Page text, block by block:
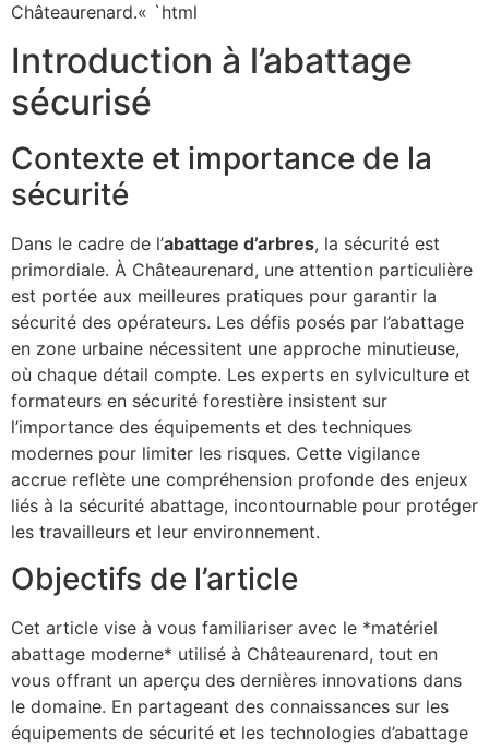
Châteaurenard.« `html
Introduction à l’abattage
sécurisé
Contexte et importance de la
sécurité
Dans le cadre de l’abattage d’arbres, la sécurité est
primordiale. À Châteaurenard, une attention particulière
est portée aux meilleures pratiques pour garantir la
sécurité des opérateurs. Les défis posés par l’abattage
en zone urbaine nécessitent une approche minutieuse,
où chaque détail compte. Les experts en sylviculture et
formateurs en sécurité forestière insistent sur
l’importance des équipements et des techniques
modernes pour limiter les risques. Cette vigilance
accrue reflète une compréhension profonde des enjeux
liés à la sécurité abattage, incontournable pour protéger
les travailleurs et leur environnement.
Objectifs de l’article
Cet article vise à vous familiariser avec le *matériel
abattage moderne* utilisé à Châteaurenard, tout en
vous offrant un aperçu des dernières innovations dans
le domaine. En partageant des connaissances sur les
équipements de sécurité et les technologies d’abattage